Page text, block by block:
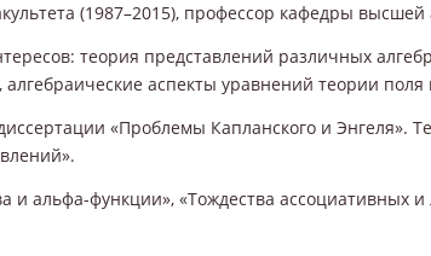
(1987–2015), профессор кафедры высшей
теория представлений различных
аспекты уравнений теории
«Проблемы Капланского и Энгеля».
и альфа-функции», «Тождества ассоциативных